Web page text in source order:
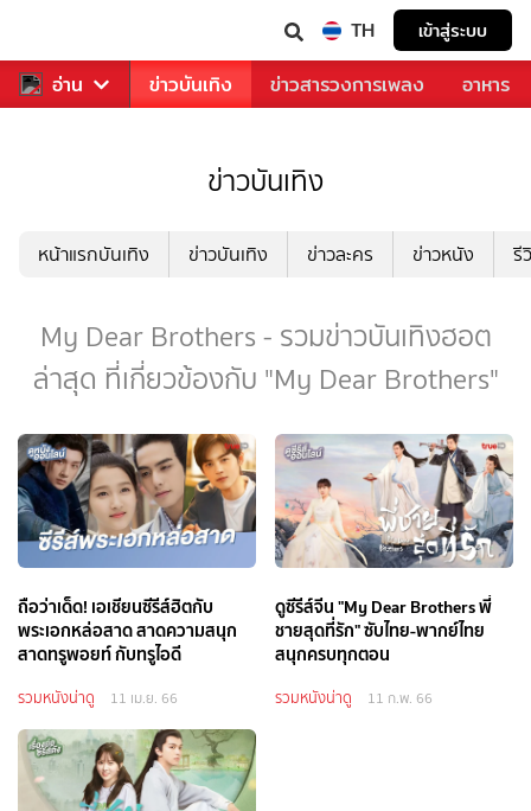
TH เข้าสู่ระบบ
อ่าน
กีฬา ข่าว ข่าวบันเทิง ข่าวสารวงการเพลง อาหาร
ข่าวบันเทิง
หน้าแรกบันเทิง ข่าวบันเทิง ข่าวละคร ข่าวหนัง รี
My Dear Brothers - รวมข่าวบันเทิงฮอต
ล่าสุด ที่เกี่ยวข้องกับ "My Dear Brothers"
ถือว่าเด็ด! เอเชียนซีรีส์ฮิตกับ
พระเอกหล่อสาด สาดความสนุก
สาดทรูพอยท์ กับทรูไอดี
รวมหนังน่าดู 11 เม.ย. 66
ดูซีรีส์จีน "My Dear Brothers พี่
ชายสุดที่รัก" ซับไทย-พากย์ไทย
สนุกครบทุกตอน
รวมหนังน่าดู 11 ก.พ. 66